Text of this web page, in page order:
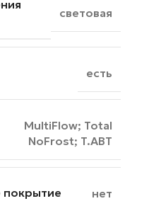
световая
есть
MultiFlow; Total
NoFrost; T.ABT
покрытие нет